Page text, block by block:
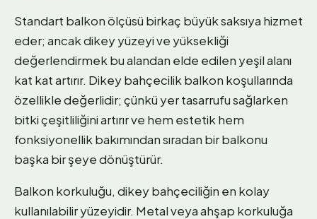
Standart balkon ölçüsü birkaç büyük saksıya hizmet
eder; ancak dikey yüzeyi ve yüksekliği
değerlendirmek bu alandan elde edilen yeşil alanı
kat kat artırır. Dikey bahçecilik balkon koşullarında
özellikle değerlidir; çünkü yer tasarrufu sağlarken
bitki çeşitliliğini artırır ve hem estetik hem
fonksiyonellik bakımından sıradan bir balkonu
başka bir şeye dönüştürür.
Balkon korkuluğu, dikey bahçeciliğin en kolay
kullanılabilir yüzeyidir. Metal veya ahşap korkuluğa